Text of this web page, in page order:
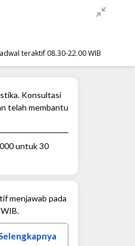
teraktif 08.30-22.00 WIB
Konsultasi
telah membantu
untuk 30
menjawab pada